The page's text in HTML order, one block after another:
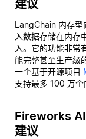
建议
LangChain 内存型
入数据存储在内存
入。它的功能非常
能完整甚至生产级
一个基于开源项目
支持最多 100 万
Fireworks
建议